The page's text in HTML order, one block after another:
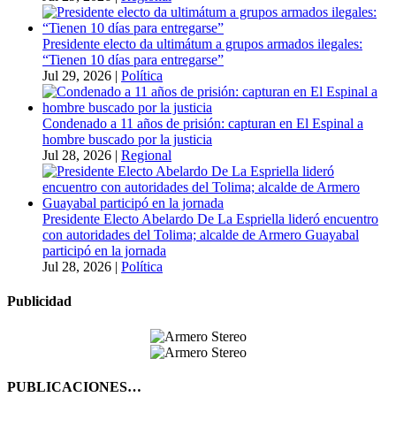
Presidente electo da ultimátum a grupos armados ilegales:
“Tienen 10 días para entregarse”
Jul 29, 2026 | Política
Condenado a 11 años de prisión: capturan en El Espinal a
hombre buscado por la justicia
Jul 28, 2026 | Regional
Presidente Electo Abelardo De La Espriella lideró encuentro
con autoridades del Tolima; alcalde de Armero Guayabal
participó en la jornada
Jul 28, 2026 | Política
Publicidad
PUBLICACIONES…